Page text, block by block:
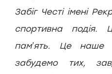
Забіг Честі імені
спортивна
памʼять. Це
забудемо тих,